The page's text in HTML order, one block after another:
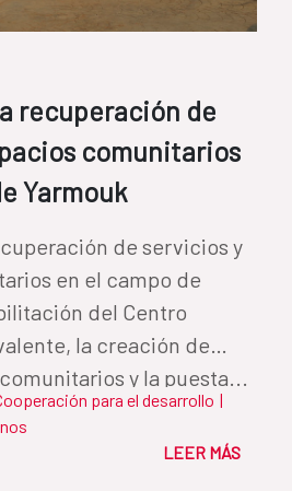
recuperación de
comunitarios
Yarmouk
de servicios y
en el campo de
del Centro
la creación de
y la puesta...
para el desarrollo |
LEER MÁS